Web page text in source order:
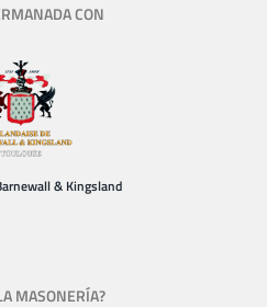
CON
& Kingsland
MASONERÍA?